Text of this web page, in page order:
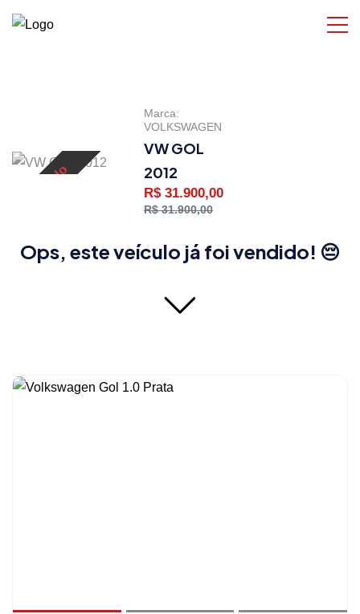
Vendido
Marca:
VOLKSWAGEN
VW GOL
2012
R$ 31.900,00
R$ 31.900,00
Ops, este veículo já foi vendido! 😔